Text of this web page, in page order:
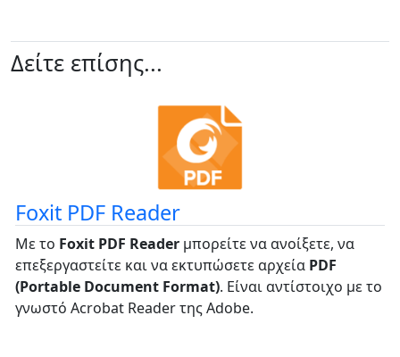
Δείτε επίσης...
Foxit PDF Reader
Με το Foxit PDF Reader μπορείτε να ανοίξετε, να
επεξεργαστείτε και να εκτυπώσετε αρχεία PDF
(Portable Document Format). Είναι αντίστοιχο με το
γνωστό Acrobat Reader της Adobe.